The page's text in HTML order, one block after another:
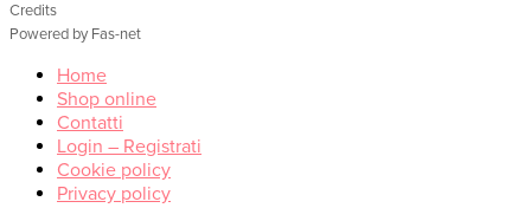
Credits
Powered by Fas-net
Home
Shop online
Contatti
Login – Registrati
Cookie policy
Privacy policy